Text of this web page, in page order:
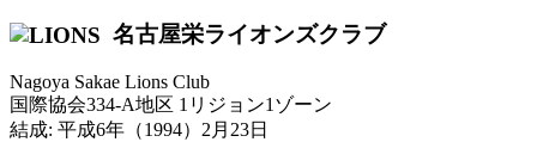
名古屋栄ライオンズクラブ
Nagoya Sakae Lions Club
国際協会334-A地区 1リジョン1ゾーン
結成: 平成6年（1994）2月23日